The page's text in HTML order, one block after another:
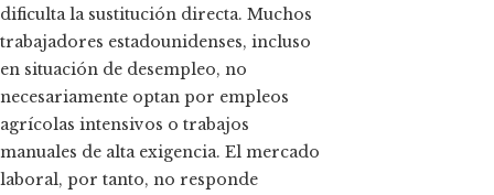
dificulta la sustitución directa. Muchos
trabajadores estadounidenses, incluso
en situación de desempleo, no
necesariamente optan por empleos
agrícolas intensivos o trabajos
manuales de alta exigencia. El mercado
laboral, por tanto, no responde